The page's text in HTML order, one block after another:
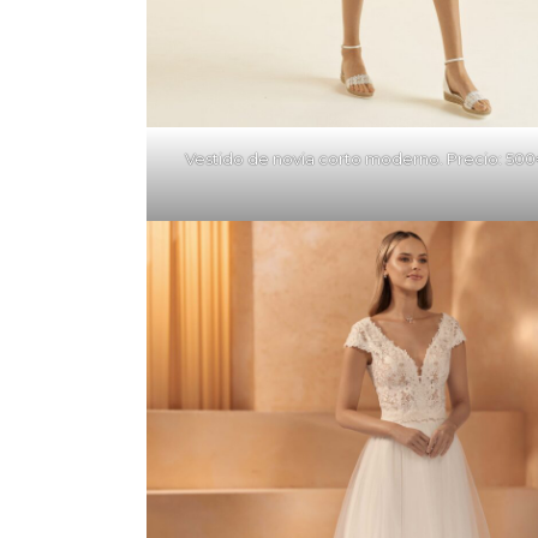
Vestido de novia corto moderno. Precio: